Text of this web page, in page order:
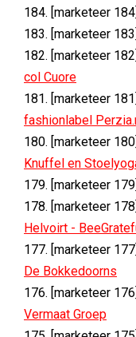
184. [marketeer 184]
183. [marketeer 183]
182. [marketeer 182]
col Cuore
181. [marketeer 181]
fashionlabel
180. [marketeer 180]
Knuffel en
179. [marketeer 179]
178. [marketeer 178]
Helvoirt -
177. [marketeer 177]
De Bokkedoorns
176. [marketeer 176]
Vermaat Groep